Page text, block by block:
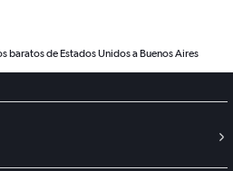
baratos de Estados Unidos a Buenos Aires